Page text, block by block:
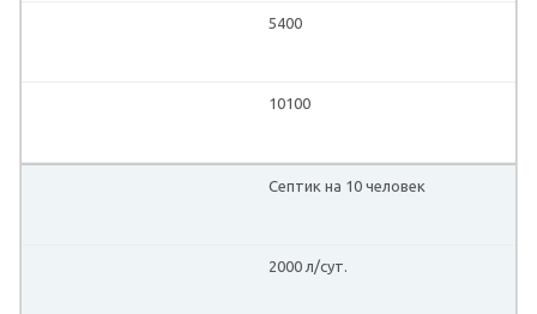
5400
10100
Септик на 10 человек
2000 л/сут.